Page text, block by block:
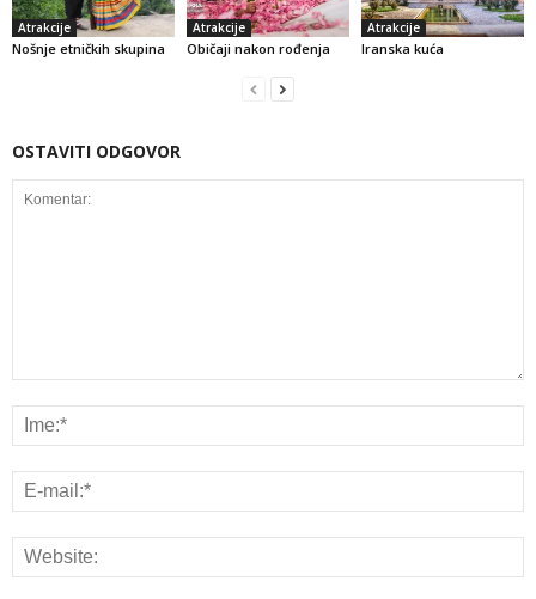
Atrakcije
Nošnje etničkih skupina
Atrakcije
Običaji nakon rođenja
Atrakcije
Iranska kuća
OSTAVITI ODGOVOR